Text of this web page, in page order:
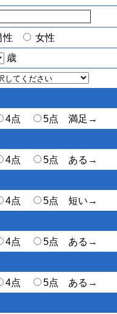
性
女性
歳
4点
5点 満足→
4点
5点 ある→
4点
5点 短い→
4点
5点 ある→
4点
5点 ある→